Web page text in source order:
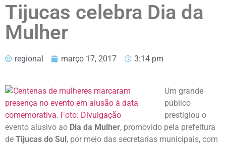
Tijucas celebra Dia da
Mulher
regional março 17, 2017 3:14 pm
Um grande
público
prestigiou o
evento alusivo ao Dia da Mulher, promovido pela prefeitura
de Tijucas do Sul, por meio das secretarias municipais, com